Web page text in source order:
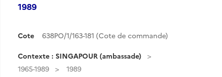
1989
Cote 638PO/1/163-181 (Cote de commande)
Contexte : SINGAPOUR (ambassade)
1965-1989
1989